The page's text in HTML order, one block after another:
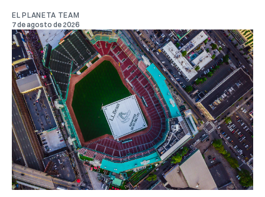
EL PLANETA TEAM
7 de agosto de 2026